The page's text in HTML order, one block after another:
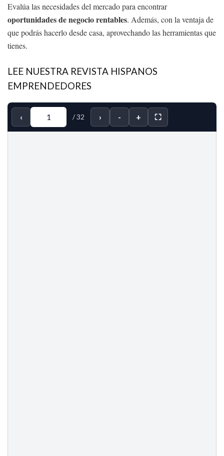
Evalúa las necesidades del mercado para encontrar
oportunidades de negocio rentables. Además, con la ventaja de
que podrás hacerlo desde casa, aprovechando las herramientas que
tienes.
LEE NUESTRA REVISTA HISPANOS
EMPRENDEDORES
‹ /32 › - + ⛶